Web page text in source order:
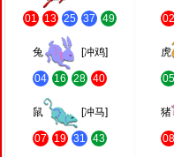
01 13 25 37 49
兔 [冲鸡]
04 16 28 40
虎
鼠 [冲马]
07 19 31 43
猪